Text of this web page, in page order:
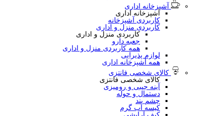
آشپزخانه اداری
آشپزخانه اداری
کاربردی آشپزخانه
کاربردی منزل و اداری
کاربردی منزل و اداری
جعبه دارو
همه کاربردی منزل و اداری
لوازم پذیرایی
همه آشپزخانه اداری
کالای شخصی فانتزی
کالای شخصی فانتزی
آینه جیبی و رومیزی
دستمال و حوله
چشم بند
کیسه آب گرم